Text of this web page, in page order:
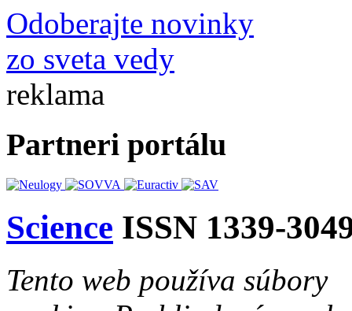
Odoberajte novinky
zo sveta vedy
reklama
Partneri portálu
Science ISSN 1339-
Tento web používa súbory